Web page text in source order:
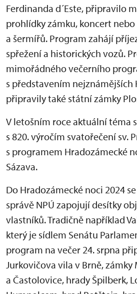
Ferdinanda d´Este, připravilo
prohlídky zámku, koncert
a šermířů. Program zahájí
spřežení a historických vozů.
mimořádného večerního
s představením nejznámějších
připravily také státní zámky
V letošním roce aktuální téma
s 820. výročím svatořečení sv.
s programem Hradozámecké
Sázava.
Do Hradozámecké noci 2024
správě NPÚ zapojují desítky
vlastníků. Tradičně například
který je sídlem Senátu
program na večer 24. srpna
Jurkovičova vila v Brně, zámky
a Častolovice, hrady Špilberk,